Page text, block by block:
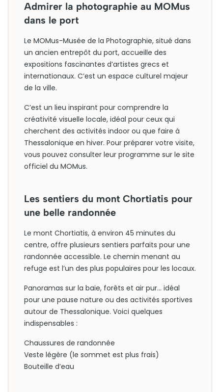
Admirer la photographie au MOMus
dans le port
Le MOMus-Musée de la Photographie, situé dans
un ancien entrepôt du port, accueille des
expositions fascinantes d’artistes grecs et
internationaux. C’est un espace culturel majeur
de la ville.
C’est un lieu inspirant pour comprendre la
créativité visuelle locale, idéal pour ceux qui
cherchent des activités indoor ou que faire à
Thessalonique en hiver. Pour préparer votre visite,
vous pouvez consulter leur programme sur le site
officiel du MOMus.
Les sentiers du mont Chortiatis pour
une belle randonnée
Le mont Chortiatis, à environ 45 minutes du
centre, offre plusieurs sentiers parfaits pour une
randonnée accessible. Le chemin menant au
refuge est l’un des plus populaires pour les locaux.
Panoramas sur la baie, forêts et air pur… idéal
pour une pause nature ou des activités sportives
autour de Thessalonique. Voici quelques
indispensables :
Chaussures de randonnée
Veste légère (le sommet est plus frais)
Bouteille d’eau